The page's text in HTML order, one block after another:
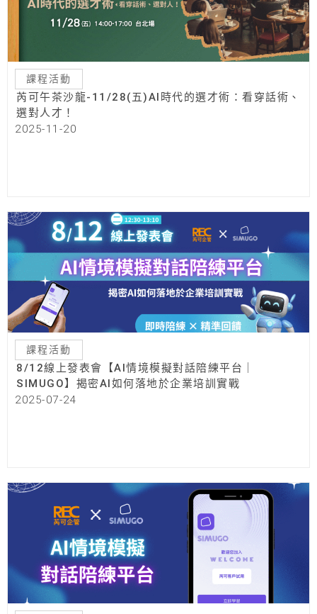
課程活動
芮可午茶沙龍-11/28(五)AI時代的選才術：看穿話術、
選對人才！
2025-11-20
課程活動
8/12線上發表會【AI情境模擬對話陪練平台｜
SIMUGO】揭密AI如何落地於企業培訓實戰
2025-07-24